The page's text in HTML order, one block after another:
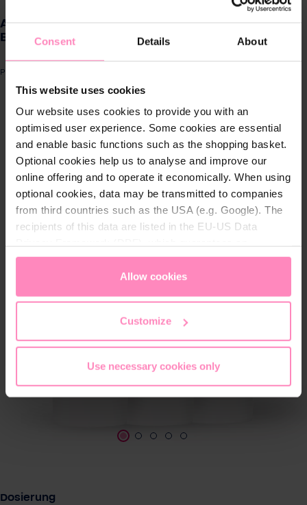
Consent Details About
This website uses cookies
Our website uses cookies to provide you with an
optimised user experience. Some cookies are essential
and enable basic functions such as the shopping basket.
Optional cookies help us to analyse and improve our
online offering and to operate it economically. When using
optional cookies, data may be transmitted to companies
from third countries such as the USA (e.g. Google). The
recipients of this data are listed in the EU-US Data
appropriate level of data protection. You canaccept all
only allow necessary cookies
access and change your chosen setting at any time in
Allow cookies
Customize
Use necessary cookies only
Geschäftskunden
Kundenservice
Über BWT
BWT im Sport
ADA HYDRO TOUCH - 3x300ml Haar- und
Bodyshampoo
Produktnummer: HYT003SESHA
überspringen
Dosierung